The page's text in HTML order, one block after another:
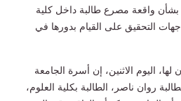
بشأن واقعة مصرع طالبة داخل كلية
جهات التحقيق على القيام بدورها في
اليوم الاثنين، إن أسرة الجامعة
روان ناصر، الطالبة بكلية العلوم،